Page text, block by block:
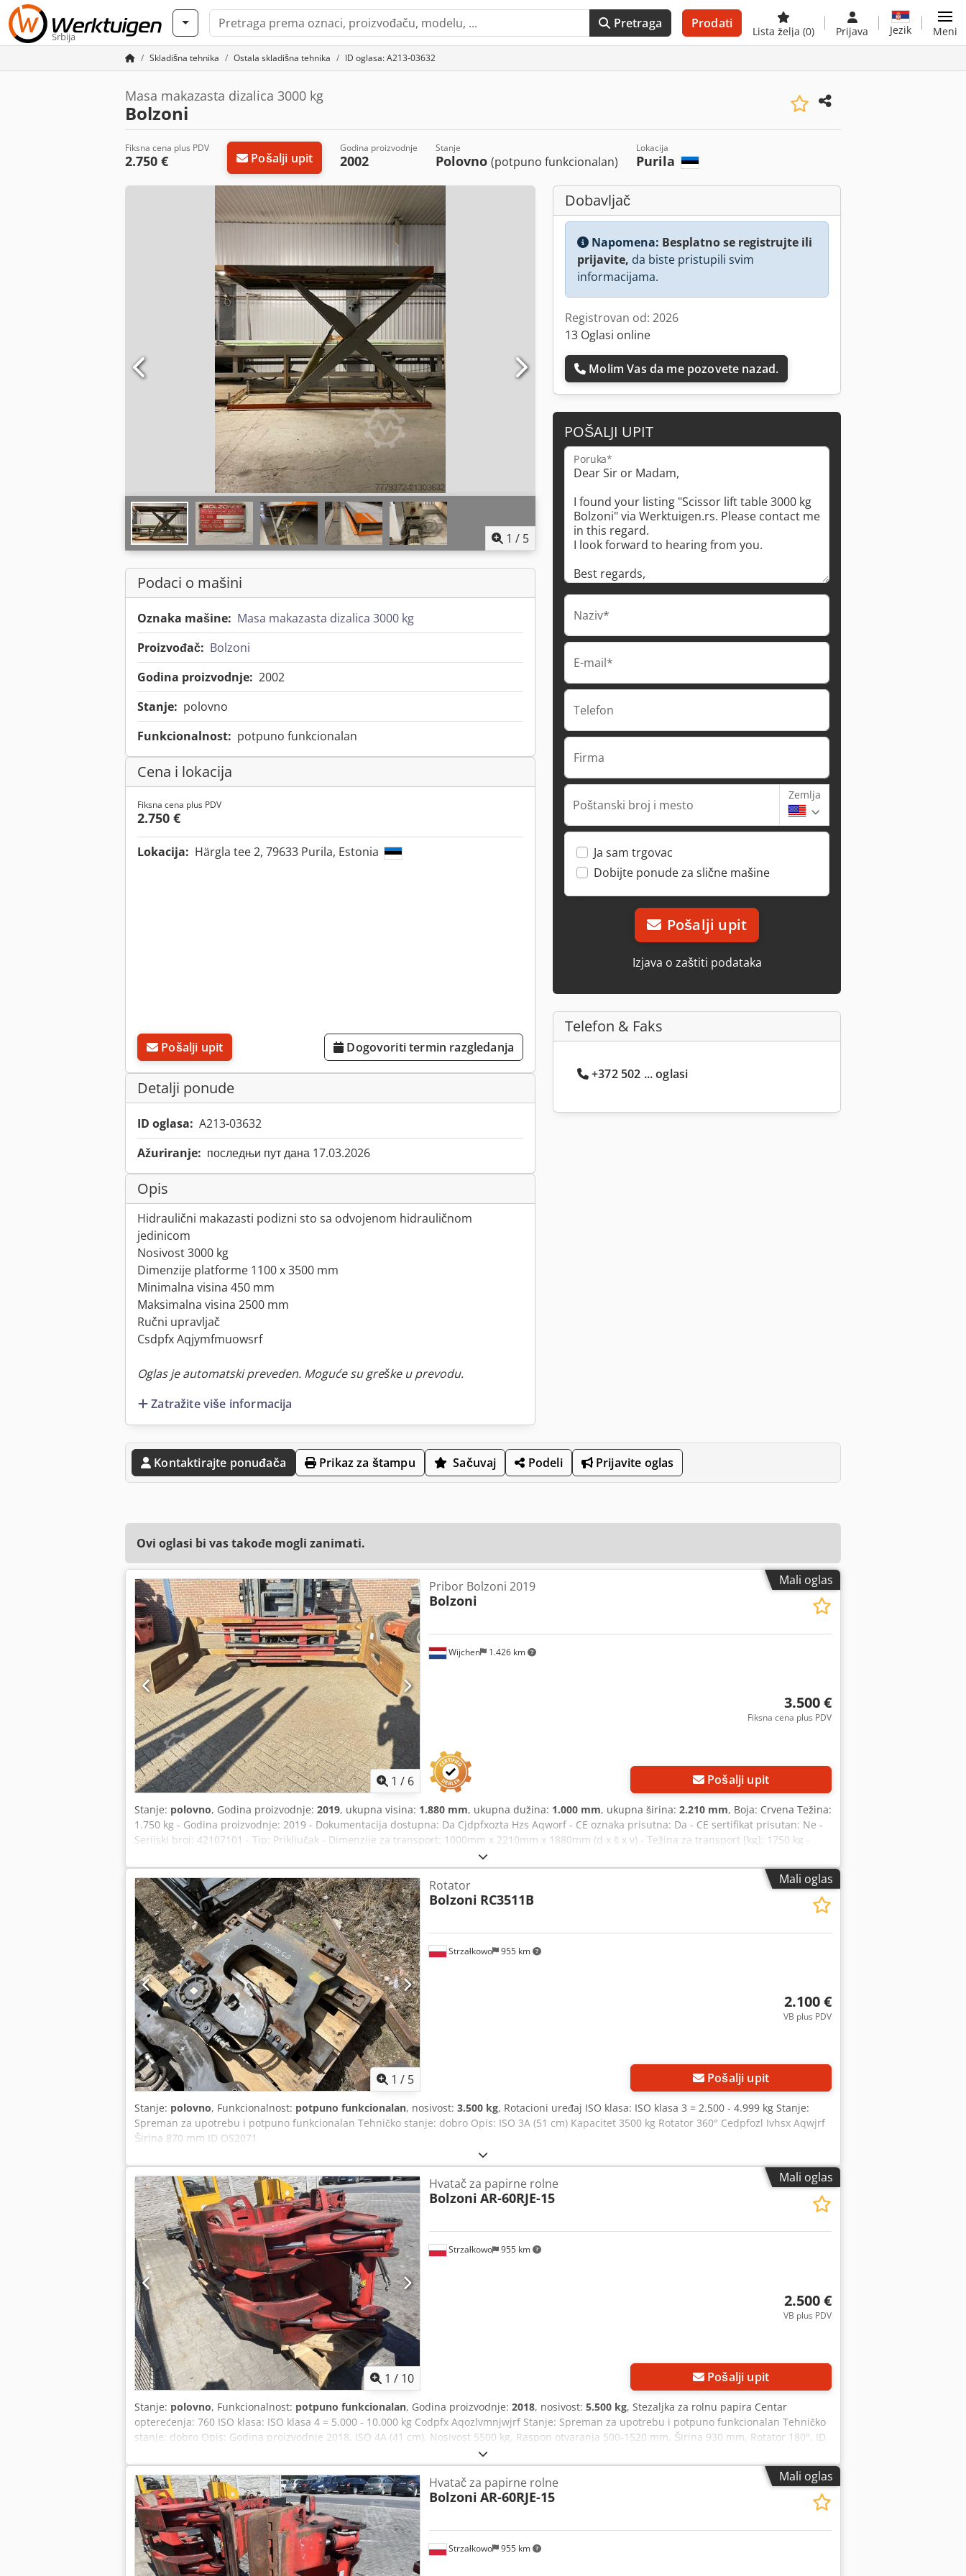
Srbija
Pretraga Prodati
Lista želja (0) Prijava Jezik Meni
Skladišna tehnika Ostala skladišna tehnika ID oglasa: A213-03632
Masa makazasta dizalica 3000 kg
Bolzoni
Fiksna cena plus PDV
2.750 € Pošalji upit
Godina proizvodnje
2002
Stanje
Polovno(potpuno funkcionalan)
Lokacija
Purila
1 / 5
Podaci o mašini
Oznaka mašine: Masa makazasta dizalica 3000 kg
Proizvođač: Bolzoni
Godina proizvodnje: 2002
Stanje: polovno
Funkcionalnost: potpuno funkcionalan
Cena i lokacija
Fiksna cena plus PDV
2.750 €
Lokacija: Härgla tee 2, 79633 Purila, Estonia
Pošalji upit Dogovoriti termin razgledanja
Detalji ponude
ID oglasa: A213-03632
Ažuriranje: последњи пут дана 17.03.2026
Opis
Hidraulični makazasti podizni sto sa odvojenom hidrauličnom
jedinicom
Nosivost 3000 kg
Dimenzije platforme 1100 x 3500 mm
Minimalna visina 450 mm
Maksimalna visina 2500 mm
Ručni upravljač
Csdpfx Aqjymfmuowsrf
Oglas je automatski preveden. Moguće su greške u prevodu.
Zatražite više informacija
Dobavljač
Napomena: Besplatno se registrujte ili
prijavite, da biste pristupili svim
informacijama.
Registrovan od: 2026
13 Oglasi online
Molim Vas da me pozovete nazad.
POŠALJI UPIT
Poruka*
Naziv*
E-mail*
Telefon
Firma
Poštanski broj i mesto
Zemlja
Ja sam trgovac
Dobijte ponude za slične mašine
Pošalji upit
Izjava o zaštiti podataka
Telefon & Faks
+372 502 ... oglasi
Kontaktirajte ponuđača Prikaz za štampu Sačuvaj Podeli Prijavite oglas
Ovi oglasi bi vas takođe mogli zanimati.
Mali oglas
1 / 6
Wijchen 1.426 km
Pribor Bolzoni 2019
Bolzoni
3.500 €
Fiksna cena plus PDV
Pošalji upit
Stanje: polovno, Godina proizvodnje: 2019, ukupna visina: 1.880 mm, ukupna dužina: 1.000 mm, ukupna širina: 2.210 mm, Boja: Crvena Težina:
1.750 kg - Godina proizvodnje: 2019 - Dokumentacija dostupna: Da Cjdpfxozta Hzs Aqworf - CE oznaka prisutna: Da - CE sertifikat prisutan: Ne -
Serijski broj: 42107101 - Tip: Priključak - Dimenzije za transport: 1000mm x 2210mm x 1880mm (d x š x v) - Težina za transport [kg]: 1750 kg -
Paketi za transport [kom]: 1 Finansijske informacije PDV: Navedena cena je bez PDV-a PDV/Posebni režim oporezivanja: PDV se može odbiti za
preduzeća Dostava i mogućnost zamene su uvek moguće za sve proizvode iz industrijskog sektora Koen van Lent
Mali oglas
1 / 5
Strzałkowo 955 km
Rotator
Bolzoni RC3511B
2.100 €
VB plus PDV
Pošalji upit
Stanje: polovno, Funkcionalnost: potpuno funkcionalan, nosivost: 3.500 kg, Rotacioni uređaj ISO klasa: ISO klasa 3 = 2.500 - 4.999 kg Stanje:
Spreman za upotrebu i potpuno funkcionalan Tehničko stanje: dobro Opis: ISO 3A (51 cm) Kapacitet 3500 kg Rotator 360° Cedpfozl Ivhsx Aqwjrf
Širina 870 mm ID OS2071
Mali oglas
1 / 10
Strzałkowo 955 km
Hvatač za papirne rolne
Bolzoni AR-60RJE-15
2.500 €
VB plus PDV
Pošalji upit
Stanje: polovno, Funkcionalnost: potpuno funkcionalan, Godina proizvodnje: 2018, nosivost: 5.500 kg, Stezaljka za rolnu papira Centar
opterećenja: 760 ISO klasa: ISO klasa 4 = 5.000 - 10.000 kg Codpfx Aqozlvmnjwjrf Stanje: Spreman za upotrebu i potpuno funkcionalan Tehničko
stanje: dobro Opis: Godina proizvodnje 2018, ISO 4A (41 cm), Nosivost 5500 kg, Raspon otvaranja 500-1520 mm, Širina 930 mm, Rotator 180°, ID
Mali oglas
Strzałkowo 955 km
Hvatač za papirne rolne
Bolzoni AR-60RJE-15